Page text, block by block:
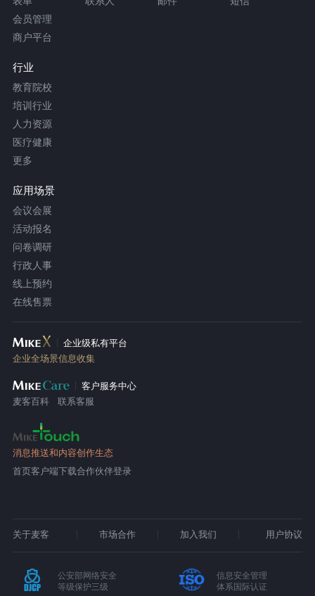
会员管理
商户平台
行业
教育院校
培训行业
人力资源
医疗健康
更多
应用场景
会议会展
活动报名
问卷调研
行政人事
线上预约
在线售票
企业级私有平台
企业全场景信息收集
客户服务中心
麦客百科
联系客服
消息推送和内容创作生态
首页客户端下载合作伙伴登录
关于麦客 市场合作 加入我们 用户协议
公安部网络安全
等级保护三级
信息安全管理
体系国际认证